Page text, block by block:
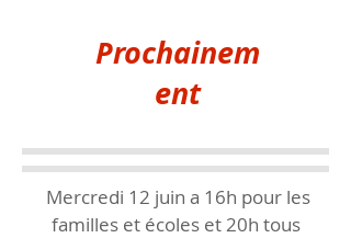
Prochainem
ent
Mercredi 12 juin a 16h pour les
familles et écoles et 20h tous